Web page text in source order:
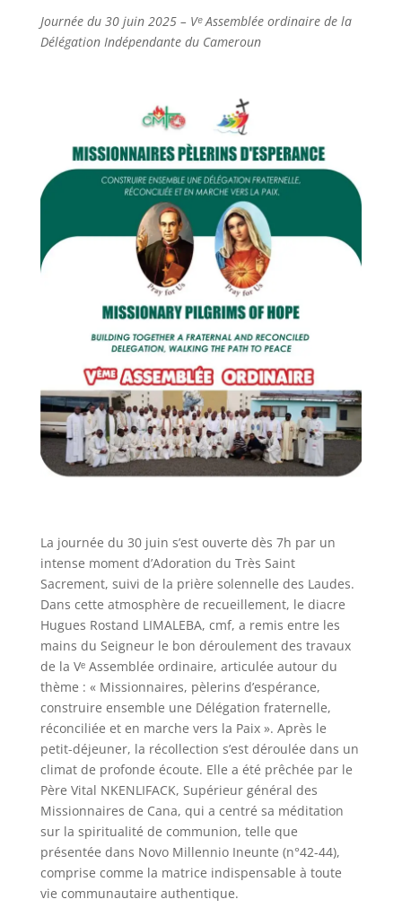
Journée du 30 juin 2025 – Vᵉ Assemblée ordinaire de la
Délégation Indépendante du Cameroun
La journée du 30 juin s’est ouverte dès 7h par un
intense moment d’Adoration du Très Saint
Sacrement, suivi de la prière solennelle des Laudes.
Dans cette atmosphère de recueillement, le diacre
Hugues Rostand LIMALEBA, cmf, a remis entre les
mains du Seigneur le bon déroulement des travaux
de la Vᵉ Assemblée ordinaire, articulée autour du
thème : « Missionnaires, pèlerins d’espérance,
construire ensemble une Délégation fraternelle,
réconciliée et en marche vers la Paix ». Après le
petit-déjeuner, la récollection s’est déroulée dans un
climat de profonde écoute. Elle a été prêchée par le
Père Vital NKENLIFACK, Supérieur général des
Missionnaires de Cana, qui a centré sa méditation
sur la spiritualité de communion, telle que
présentée dans Novo Millennio Ineunte (n°42-44),
comprise comme la matrice indispensable à toute
vie communautaire authentique.